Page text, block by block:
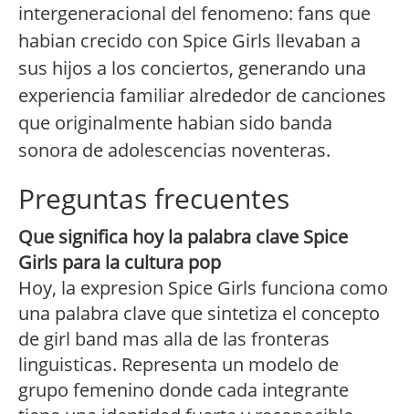
intergeneracional del fenomeno: fans que
habian crecido con Spice Girls llevaban a
sus hijos a los conciertos, generando una
experiencia familiar alrededor de canciones
que originalmente habian sido banda
sonora de adolescencias noventeras.
Preguntas frecuentes
Que significa hoy la palabra clave Spice
Girls para la cultura pop
Hoy, la expresion Spice Girls funciona como
una palabra clave que sintetiza el concepto
de girl band mas alla de las fronteras
linguisticas. Representa un modelo de
grupo femenino donde cada integrante